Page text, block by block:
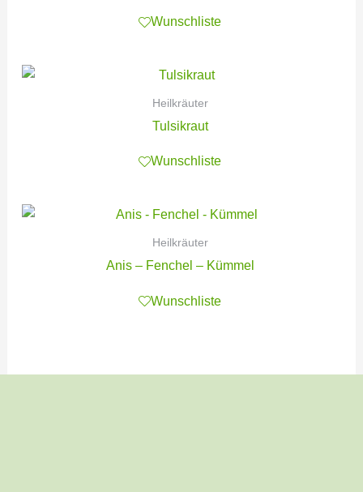
Wunschliste
Heilkräuter
Tulsikraut
Wunschliste
Heilkräuter
Anis – Fenchel – Kümmel
Wunschliste